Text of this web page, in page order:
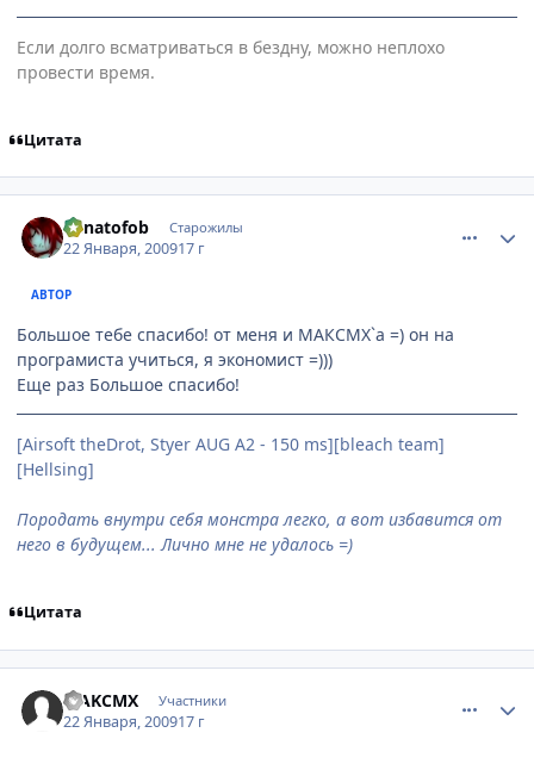
Если долго всматриваться в бездну, можно неплохо
провести время.
Цитата
Lunatofob Старожилы
22 Января, 200917 г
АВТОР
Большое тебе спасибо! от меня и МАКСМХ`а =) он на
програмиста учиться, я экономист =)))
Еще раз Большое спасибо!
[Airsoft theDrot, Styer AUG A2 - 150 ms][bleach team]
[Hellsing]
Породать внутри себя монстра легко, а вот избавится от
него в будущем... Лично мне не удалось =)
Цитата
MAKCMX Участники
22 Января, 200917 г